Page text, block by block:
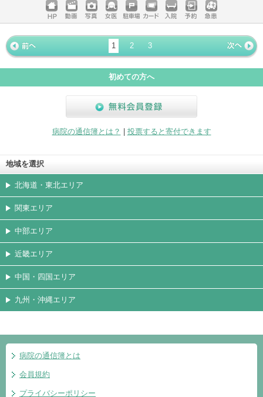
ホームペ
ージ
動画 写真 女医 駐車場
クレジッ
トカード
入院 予約 急患
« 前ペー
ジ
1 2
3
次ページ
»
初めての方へ
病院の通信簿とは？
投票すると寄付できます
地域を選択
北海道・東北エリア
関東エリア
中部エリア
近畿エリア
中国・四国エリア
九州・沖縄エリア
病院の通信簿とは
会員規約
プライバシーポリシー